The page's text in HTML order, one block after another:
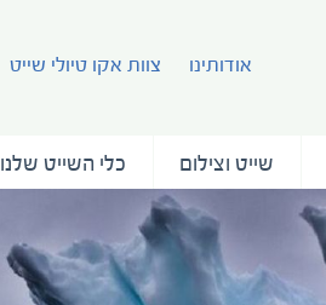
אודותינו צוות אקו טיולי שייט
שייט וצילום כלי השייט שלנו